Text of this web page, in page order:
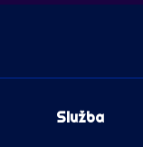
Služba